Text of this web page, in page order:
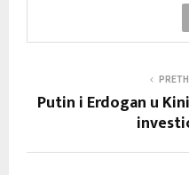
Putin i Erdogan u